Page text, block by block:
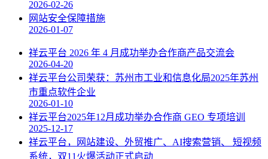
2026-02-26
网站安全保障措施
2026-01-07
祥云平台 2026 年 4 月成功举办合作商产品交流会
2026-04-20
祥云平台公司荣获：苏州市工业和信息化局2025年苏州
市重点软件企业
2026-01-10
祥云平台2025年12月成功举办合作商 GEO 专项培训
2025-12-17
祥云平台，网站建设、外贸推广、AI搜索营销、 短视频
系统，双11火爆活动正式启动